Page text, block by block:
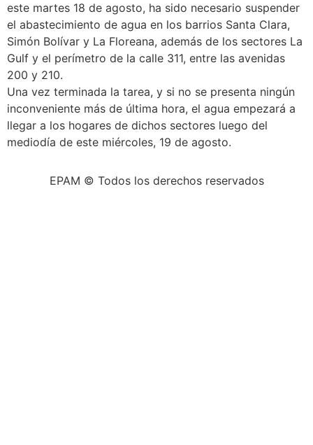
este martes 18 de agosto, ha sido necesario suspender
el abastecimiento de agua en los barrios Santa Clara,
Simón Bolívar y La Floreana, además de los sectores La
Gulf y el perímetro de la calle 311, entre las avenidas
200 y 210.
Una vez terminada la tarea, y si no se presenta ningún
inconveniente más de última hora, el agua empezará a
llegar a los hogares de dichos sectores luego del
mediodía de este miércoles, 19 de agosto.
EPAM © Todos los derechos reservados